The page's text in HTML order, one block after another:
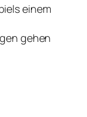
einem
gehen